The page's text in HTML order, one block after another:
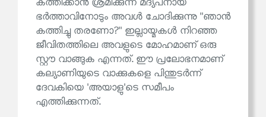
കത്തിക്കാൻ ശ്രമിക്കുന്ന മദ്യപനായ
ഭർത്താവിനോടും അവൾ ചോദിക്കുന്നു ''ഞാൻ
കത്തിച്ചു തരണോ?'' ഇല്ലായ്മകൾ നിറഞ്ഞ
ജീവിതത്തിലെ അവളുടെ മോഹമാണ് ഒരു
സ്റ്റൗ വാങ്ങുക എന്നത്. ഈ പ്രലോഭനമാണ്
കല്യാണിയുടെ വാക്കുകളെ പിന്തുടർന്ന്
ദേവകിയെ 'അയാളു'ടെ സമീപം
എത്തിക്കുന്നത്.